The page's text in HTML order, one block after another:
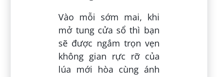
Vào mỗi sớm mai, khi
mở tung cửa sổ thì bạn
sẽ được ngắm trọn vẹn
không gian rực rỡ của
lúa mới hòa cùng ánh